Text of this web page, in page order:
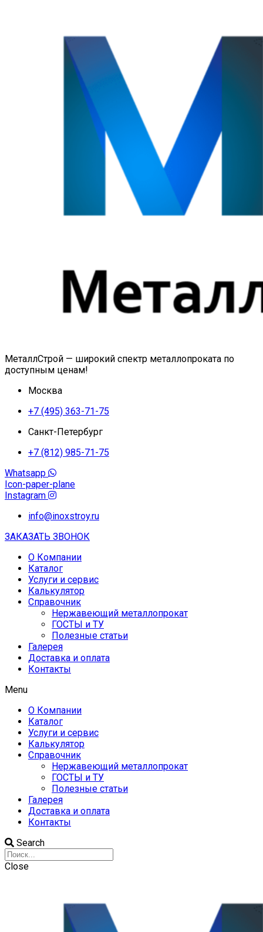
МеталлСтрой — широкий спектр металлопроката по
доступным ценам!
Москва
+7 (495) 363-71-75
Санкт-Петербург
+7 (812) 985-71-75
Whatsapp
Icon-paper-plane
Instagram
info@inoxstroy.ru
ЗАКАЗАТЬ ЗВОНОК
О Компании
Каталог
Услуги и сервис
Калькулятор
Справочник
Нержавеющий металлопрокат
ГОСТЫ и ТУ
Полезные статьи
Галерея
Доставка и оплата
Контакты
Menu
О Компании
Каталог
Услуги и сервис
Калькулятор
Справочник
Нержавеющий металлопрокат
ГОСТЫ и ТУ
Полезные статьи
Галерея
Доставка и оплата
Контакты
Search
Close